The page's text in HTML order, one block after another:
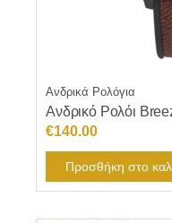
Ανδρικά Ρολόγια
Ανδρικό Ρολόι
€140.00
Προσθήκη στο